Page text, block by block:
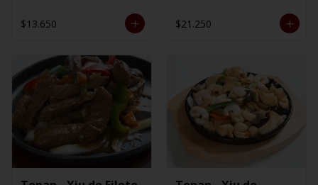
$13.650 $21.250